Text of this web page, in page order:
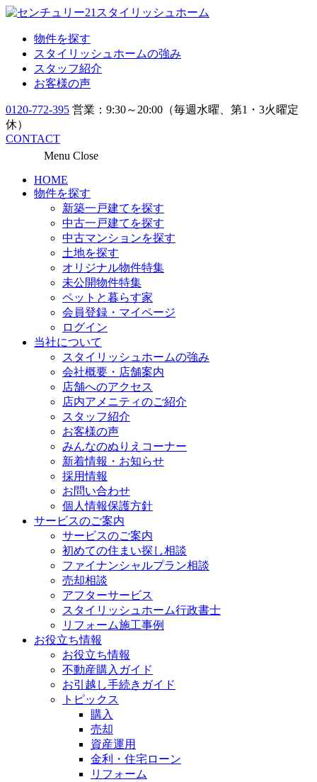
物件を探す
スタイリッシュホームの強み
スタッフ紹介
お客様の声
0120-772-395 営業：9:30～20:00（毎週水曜、第1・3火曜定
休）
CONTACT
Menu Close
HOME
物件を探す
新築一戸建てを探す
中古一戸建てを探す
中古マンションを探す
土地を探す
オリジナル物件特集
未公開物件特集
ペットと暮らす家
会員登録・マイページ
ログイン
当社について
スタイリッシュホームの強み
会社概要・店舗案内
店舗へのアクセス
店内アメニティのご紹介
スタッフ紹介
お客様の声
みんなのぬりえコーナー
新着情報・お知らせ
採用情報
お問い合わせ
個人情報保護方針
サービスのご案内
サービスのご案内
初めての住まい探し相談
ファイナンシャルプラン相談
売却相談
アフターサービス
スタイリッシュホーム行政書士
リフォーム施工事例
お役立ち情報
お役立ち情報
不動産購入ガイド
お引越し手続きガイド
トピックス
購入
売却
資産運用
金利・住宅ローン
リフォーム